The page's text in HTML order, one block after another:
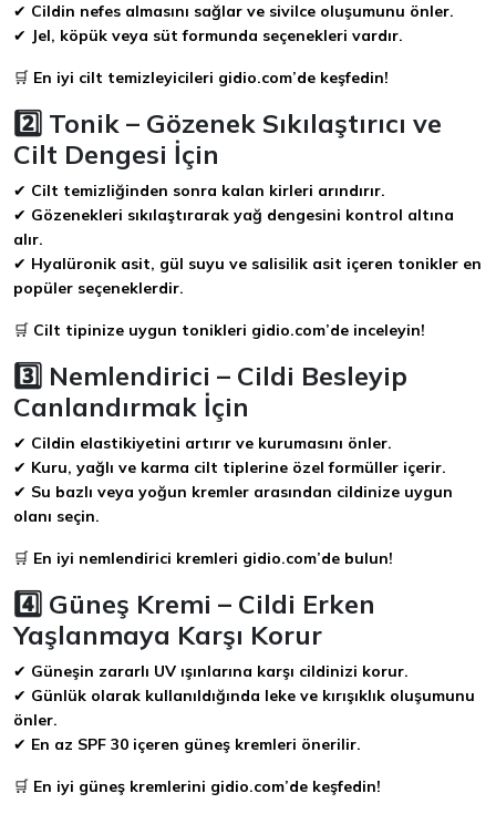
✔ Cildin nefes almasını sağlar ve sivilce oluşumunu önler.
✔ Jel, köpük veya süt formunda seçenekleri vardır.
🛒 En iyi cilt temizleyicileri gidio.com’de keşfedin!
2️⃣ Tonik – Gözenek Sıkılaştırıcı ve
Cilt Dengesi İçin
✔ Cilt temizliğinden sonra kalan kirleri arındırır.
✔ Gözenekleri sıkılaştırarak yağ dengesini kontrol altına
alır.
✔ Hyalüronik asit, gül suyu ve salisilik asit içeren tonikler en
popüler seçeneklerdir.
🛒 Cilt tipinize uygun tonikleri gidio.com’de inceleyin!
3️⃣ Nemlendirici – Cildi Besleyip
Canlandırmak İçin
✔ Cildin elastikiyetini artırır ve kurumasını önler.
✔ Kuru, yağlı ve karma cilt tiplerine özel formüller içerir.
✔ Su bazlı veya yoğun kremler arasından cildinize uygun
olanı seçin.
🛒 En iyi nemlendirici kremleri gidio.com’de bulun!
4️⃣ Güneş Kremi – Cildi Erken
Yaşlanmaya Karşı Korur
✔ Güneşin zararlı UV ışınlarına karşı cildinizi korur.
✔ Günlük olarak kullanıldığında leke ve kırışıklık oluşumunu
önler.
✔ En az SPF 30 içeren güneş kremleri önerilir.
🛒 En iyi güneş kremlerini gidio.com’de keşfedin!